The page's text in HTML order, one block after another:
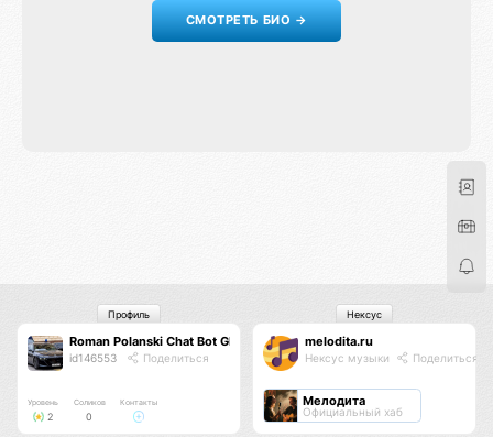
СМОТРЕТЬ БИО →
Roman Polanski Chat Bot GPT GXII
id146553 Поделиться
Уровень
2
Соликов
0
Контакты
Профиль
melodita.ru
Нексус музыки Поделиться
Мелодита
Официальный хаб
Нексус